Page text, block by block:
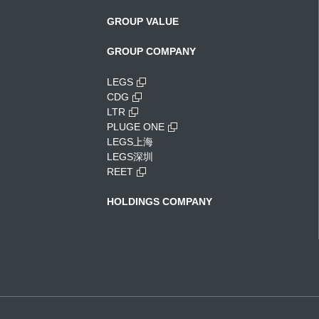
GROUP VALUE
GROUP COMPANY
LEGS
CDG
LTR
PLUGE ONE
LEGS上海
LEGS深圳
REET
HOLDINGS COMPANY